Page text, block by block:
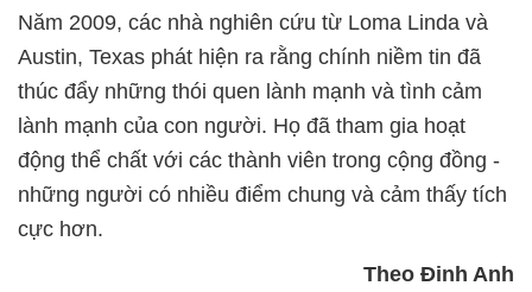
Năm 2009, các nhà nghiên cứu từ Loma Linda và
Austin, Texas phát hiện ra rằng chính niềm tin đã
thúc đẩy những thói quen lành mạnh và tình cảm
lành mạnh của con người. Họ đã tham gia hoạt
động thể chất với các thành viên trong cộng đồng -
những người có nhiều điểm chung và cảm thấy tích
cực hơn.
Theo Đinh Anh